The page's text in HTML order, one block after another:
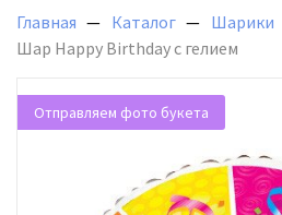
Главная Каталог
Шарики
Шар Happy Birthday с гелием
Отправляем фото букета